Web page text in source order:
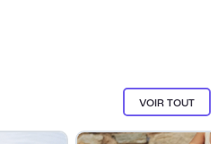
VOIR TOUT